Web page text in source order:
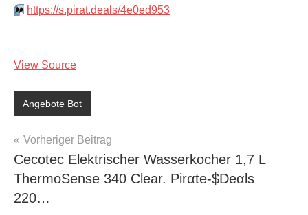
⏩️ https://s.pirat.deals/4e0ed953
View Source
Angebote Bot
Beitragsnavigation
Vorheriger Beitrag
Cecotec Elektrischer Wasserkocher 1,7 L
ThermoSense 340 Clear. Pirαtе-$Dеαls
220…